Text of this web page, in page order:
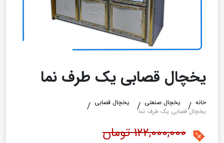
یخچال قصابی یک طرف نما
خانه یخچال صنعتی
یخچال قصابی
یخچال قصابی یک طرف نما
122,000,000 تومان